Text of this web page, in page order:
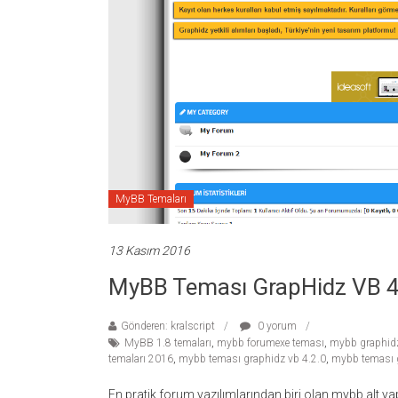
MyBB Temaları
13 Kasım 2016
MyBB Teması GrapHidz VB
Gönderen: kralscript
0 yorum
MyBB 1.8 temaları, mybb forumexe teması, mybb
temaları 2016, mybb teması graphidz vb 4.2.0, mybb
En pratik forum yazılımlarından biri olan mybb alt